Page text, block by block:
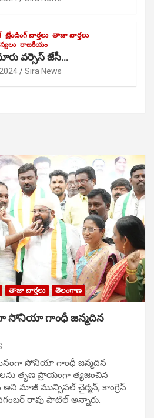
ట్రేండింగ్ వార్తలు తాజా వార్తలు
రాజకీయం
వర్సెస్ జేసీ…
Sira News
తాజా వార్తలు తెలంగాణ
సోనియా గాంధీ జ‌న్మ‌దిన
సోనియా గాంధీ జ‌న్మ‌దిన
తృణ ప్రాయంగా త్య‌జించిన
మాజీ మున్సిప‌ల్ చైర్మ‌న్, కాంగ్రెస్
రావు పాటిల్ అన్నారు.